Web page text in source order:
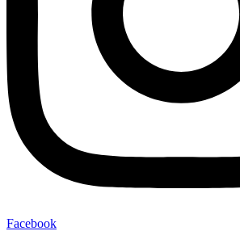
Facebook